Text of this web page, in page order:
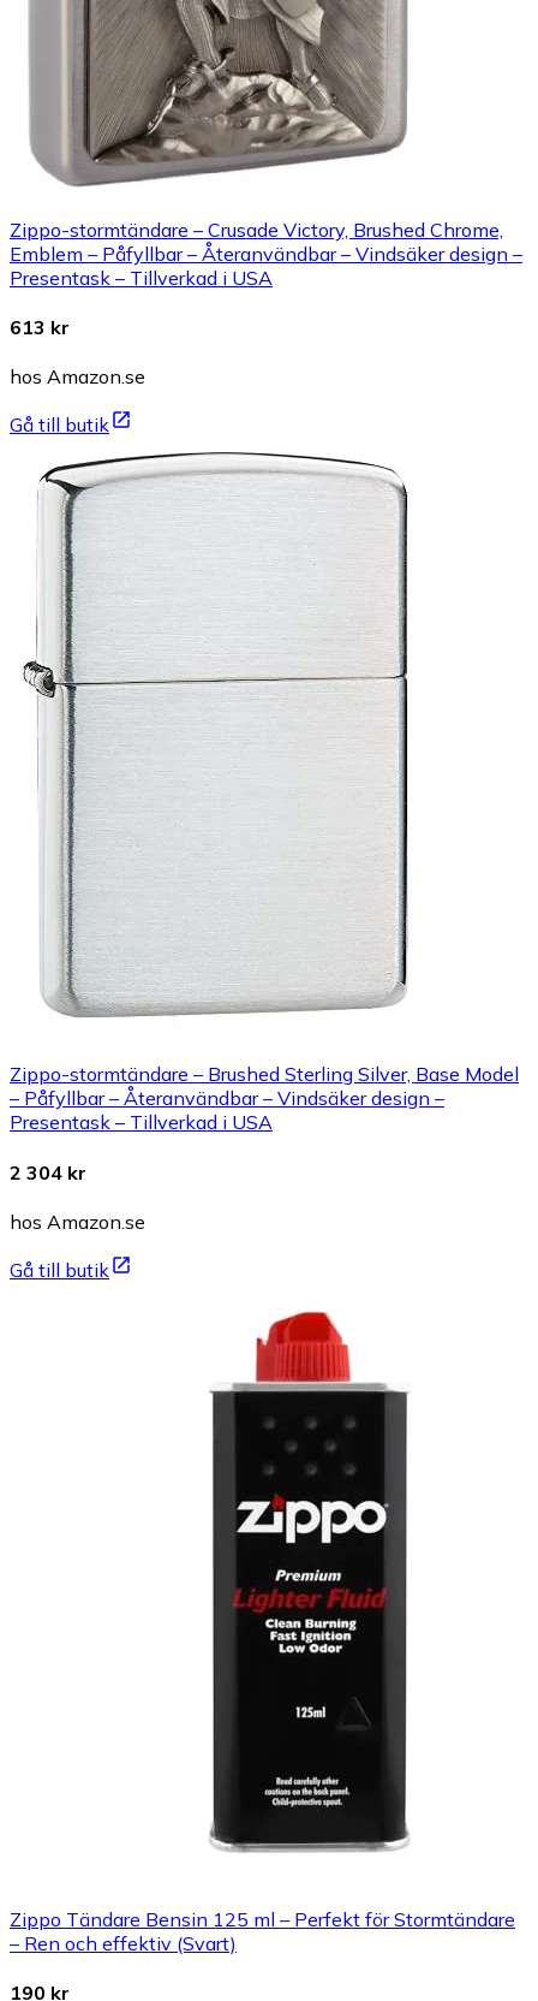
Zippo-stormtändare – Crusade Victory, Brushed Chrome,
Emblem – Påfyllbar – Återanvändbar – Vindsäker design –
Presentask – Tillverkad i USA
613 kr
hos Amazon.se
Gå till butik
Zippo-stormtändare – Brushed Sterling Silver, Base Model
– Påfyllbar – Återanvändbar – Vindsäker design –
Presentask – Tillverkad i USA
2 304 kr
hos Amazon.se
Gå till butik
Zippo Tändare Bensin 125 ml – Perfekt för Stormtändare
– Ren och effektiv (Svart)
190 kr